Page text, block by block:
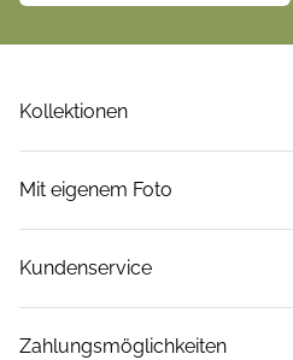
Kollektionen
Mit eigenem Foto
Kundenservice
Zahlungsmöglichkeiten